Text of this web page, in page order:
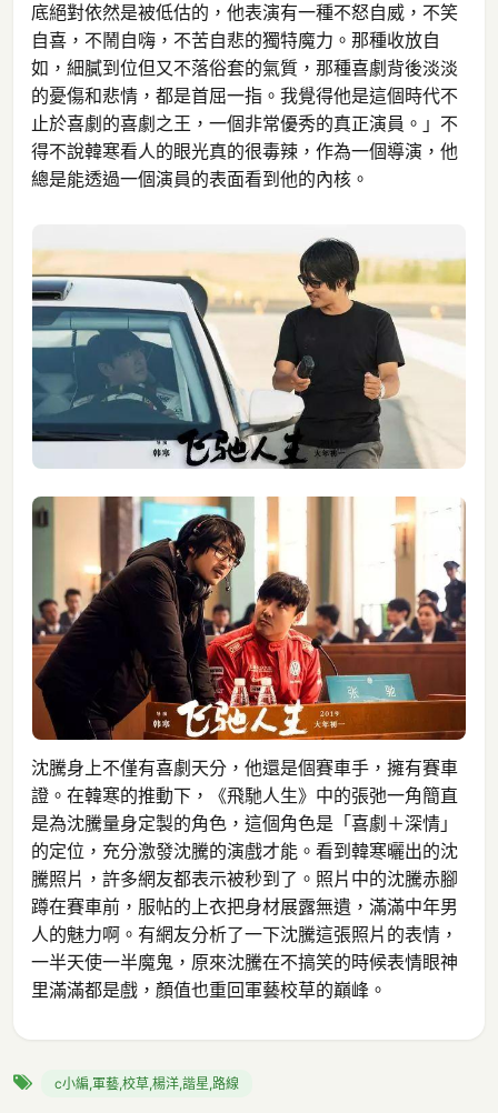
底絕對依然是被低估的，他表演有一種不怒自威，不笑
自喜，不鬧自嗨，不苦自悲的獨特魔力。那種收放自
如，細膩到位但又不落俗套的氣質，那種喜劇背後淡淡
的憂傷和悲情，都是首屈一指。我覺得他是這個時代不
止於喜劇的喜劇之王，一個非常優秀的真正演員。」不
得不說韓寒看人的眼光真的很毒辣，作為一個導演，他
總是能透過一個演員的表面看到他的內核。
沈騰身上不僅有喜劇天分，他還是個賽車手，擁有賽車
證。在韓寒的推動下，《飛馳人生》中的張弛一角簡直
是為沈騰量身定製的角色，這個角色是「喜劇＋深情」
的定位，充分激發沈騰的演戲才能。看到韓寒曬出的沈
騰照片，許多網友都表示被秒到了。照片中的沈騰赤腳
蹲在賽車前，服帖的上衣把身材展露無遺，滿滿中年男
人的魅力啊。有網友分析了一下沈騰這張照片的表情，
一半天使一半魔鬼，原來沈騰在不搞笑的時候表情眼神
里滿滿都是戲，顏值也重回軍藝校草的巔峰。
c小編,軍藝,校草,楊洋,諧星,路線